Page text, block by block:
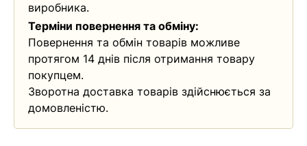
виробника.
Терміни повернення та обміну:
Повернення та обмін товарів можливе
протягом 14 днів після отримання товару
покупцем.
Зворотна доставка товарів здійснюється за
домовленістю.